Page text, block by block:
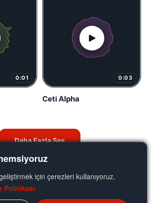
için çerezleri kullanıyoruz.
Politikası
0:01 0:03
Ceti Alpha
Daha Fazla Ses